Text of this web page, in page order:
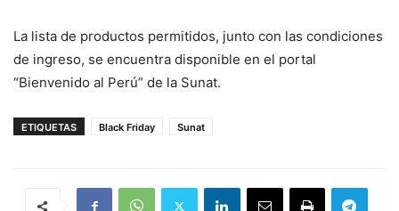
La lista de productos permitidos, junto con las condiciones
de ingreso, se encuentra disponible en el portal
“Bienvenido al Perú” de la Sunat.
ETIQUETAS Black Friday Sunat